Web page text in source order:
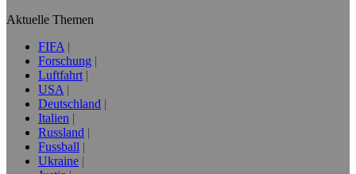
Aktuelle Themen
FIFA
Forschung
Luftfahrt
USA
Deutschland
Italien
Russland
Fussball
Ukraine